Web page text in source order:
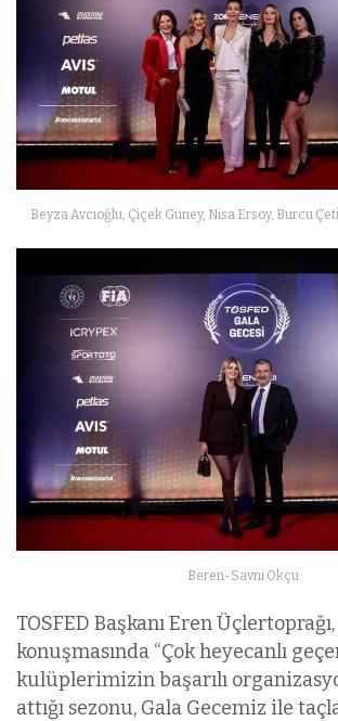
Beyza Avcıoğlu, Çiçek Güney, Nisa Ersoy, Burcu
Beren-Savni Okçu
TOSFED Başkanı Eren Üçlertoprağı,
konuşmasında “Çok heyecanlı
kulüplerimizin başarılı
attığı sezonu, Gala Gecemiz ile